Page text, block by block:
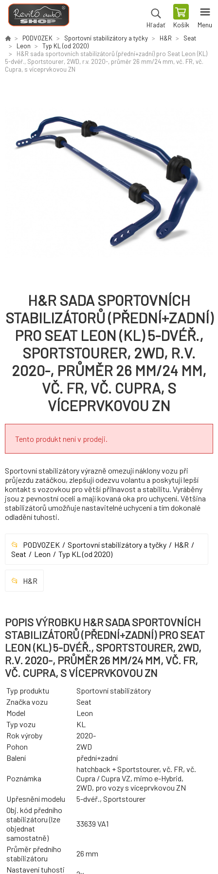
Hľadať Košík Menu
PODVOZEK Sportovní stabilizátory a tyčky H&R
Seat
Leon
Typ KL (od 2020)
H&R sada sportovních stabilizátorů (přední+zadní) pro Seat Leon (KL)
5-dvéř., Sportstourer, 2WD, r.v. 2020-, průměr 26 mm/24 mm, vč. FR, vč.
Cupra, s víceprvkovou ZN
H&R SADA SPORTOVNÍCH
STABILIZÁTORŮ (PŘEDNÍ+ZADNÍ)
PRO SEAT LEON (KL) 5-DVÉŘ.,
SPORTSTOURER, 2WD, R.V.
2020-, PRŮMĚR 26 MM/24 MM,
VČ. FR, VČ. CUPRA, S
VÍCEPRVKOVOU ZN
Tento produkt není v prodeji.
Sportovní stabilizátory výrazně omezují náklony vozu při
průjezdu zatáčkou, zlepšují odezvu volantu a poskytují lepší
kontakt s vozovkou pro větší přilnavost a stabilitu. Vyráběny
jsou z pevnostní oceli a mají kovaná oka pro uchycení. Většina
stabilizátorů umožňuje nastavitelné uchycení a tím dokonalé
odladění tuhosti.
PODVOZEK Sportovní stabilizátory a tyčky
H&R
Seat
Leon Typ KL (od 2020)
H&R
POPIS VÝROBKU H&R SADA SPORTOVNÍCH
STABILIZÁTORŮ (PŘEDNÍ+ZADNÍ) PRO SEAT
LEON (KL) 5-DVÉŘ., SPORTSTOURER, 2WD,
R.V. 2020-, PRŮMĚR 26 MM/24 MM, VČ. FR,
VČ. CUPRA, S VÍCEPRVKOVOU ZN
Typ produktu
Sportovní stabilizátory
Značka vozu
Seat
Model
Leon
Typ vozu
KL
Rok výroby
2020-
Pohon
2WD
Balení
přední+zadní
Poznámka
hatchback + Sportstourer, vč. FR, vč.
Cupra / Cupra VZ, mimo e-Hybrid,
2WD, pro vozy s víceprvkovou ZN
Upřesnění modelu
5-dvéř., Sportstourer
Obj. kód předního
stabilizátoru (lze
objednat
samostatně)
33639 VA1
Průměr předního
stabilizátoru
26 mm
Nastavení tuhosti